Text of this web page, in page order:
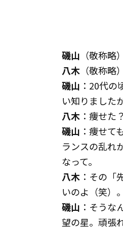
磯山 （敬称
八木 （敬称
磯山 ：20代
い知りました
八木 ：痩せた
磯山 ：痩せて
ランスの乱れ
なって。
八木 ：その「
いのよ（笑）。
磯山 ：そうな
望の星。頑張